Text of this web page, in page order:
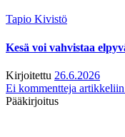
Tapio Kivistö
Kesä voi vahvistaa
Kirjoitettu 26.6.2026
Ei kommentteja artikkeliin
Pääkirjoitus